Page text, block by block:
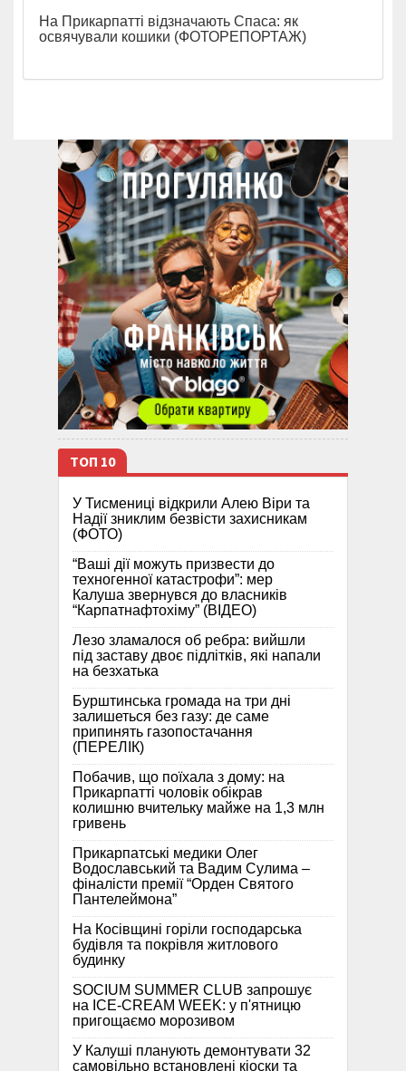
На Прикарпатті відзначають Спаса: як
освячували кошики (ФОТОРЕПОРТАЖ)
ТОП 10
У Тисмениці відкрили Алею Віри та
Надії зниклим безвісти захисникам
(ФОТО)
“Ваші дії можуть призвести до
техногенної катастрофи”: мер
Калуша звернувся до власників
“Карпатнафтохіму” (ВІДЕО)
Лезо зламалося об ребра: вийшли
під заставу двоє підлітків, які напали
на безхатька
Бурштинська громада на три дні
залишеться без газу: де саме
припинять газопостачання
(ПЕРЕЛІК)
Побачив, що поїхала з дому: на
Прикарпатті чоловік обікрав
колишню вчительку майже на 1,3 млн
гривень
Прикарпатські медики Олег
Водославський та Вадим Сулима –
фіналісти премії “Орден Святого
Пантелеймона”
На Косівщині горіли господарська
будівля та покрівля житлового
будинку
SOCIUM SUMMER CLUB запрошує
на ICE-CREAM WEEK: у п'ятницю
пригощаємо морозивом
У Калуші планують демонтувати 32
самовільно встановлені кіоски та